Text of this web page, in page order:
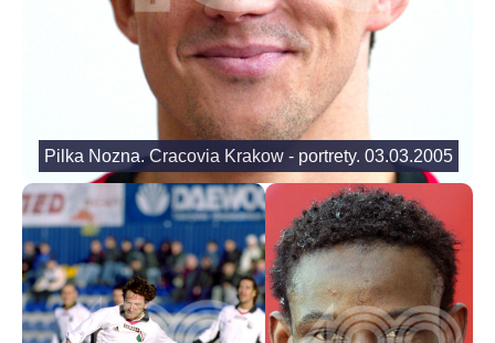
Pilka Nozna. Cracovia Krakow - portrety. 03.03.2005